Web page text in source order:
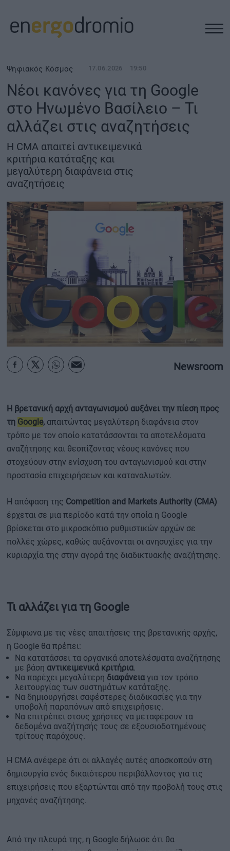
ΥΠΟΔΟΜΕΣ
REAL ESTATE
ΠΕΡΙΒΑΛΛΟΝ
ΕΝΕΡΓΕΙΑ
ΜΕΤΑΦΟΡΕΣ - ΗΛΕΚΤΡΟΚΙΝΗΣΗ
ΨΗΦΙΑΚΟΣ ΚΟΣΜΟΣ
ΟΙΚΟΝΟΜΙΑ - ΕΠΙΧΕΙΡΗΣΕΙΣ
MY PROPERTY
ΚΑΡΑΜΠΟΛΕΣ
Ψηφιακός Κόσμος 17.06.2026 19:50
Νέοι κανόνες για τη Google
στο Ηνωμένο Βασίλειο – Τι
αλλάζει στις αναζητήσεις
Η CMA απαιτεί αντικειμενικά
κριτήρια κατάταξης και
μεγαλύτερη διαφάνεια στις
αναζητήσεις
Newsroom
Η βρετανική αρχή ανταγωνισμού αυξάνει την πίεση προς
τη Google, απαιτώντας μεγαλύτερη διαφάνεια στον
τρόπο με τον οποίο κατατάσσονται τα αποτελέσματα
αναζήτησης και θεσπίζοντας νέους κανόνες που
στοχεύουν στην ενίσχυση του ανταγωνισμού και στην
προστασία επιχειρήσεων και καταναλωτών.
Η απόφαση της Competition and Markets Authority (CMA)
έρχεται σε μια περίοδο κατά την οποία η Google
βρίσκεται στο μικροσκόπιο ρυθμιστικών αρχών σε
πολλές χώρες, καθώς αυξάνονται οι ανησυχίες για την
κυριαρχία της στην αγορά της διαδικτυακής αναζήτησης.
Τι αλλάζει για τη Google
Σύμφωνα με τις νέες απαιτήσεις της βρετανικής αρχής,
η Google θα πρέπει:
Να κατατάσσει τα οργανικά αποτελέσματα αναζήτησης
με βάση αντικειμενικά κριτήρια.
Να παρέχει μεγαλύτερη διαφάνειαγια τον τρόπο
λειτουργίας των συστημάτων κατάταξης.
Να δημιουργήσει σαφέστερες διαδικασίες για την
υποβολή παραπόνων από επιχειρήσεις.
Να επιτρέπει στους χρήστες να μεταφέρουν τα
δεδομένα αναζήτησής τους σε εξουσιοδοτημένους
τρίτους παρόχους.
Η CMA ανέφερε ότι οι αλλαγές αυτές αποσκοπούν στη
δημιουργία ενός δικαιότερου περιβάλλοντος για τις
επιχειρήσεις που εξαρτώνται από την προβολή τους στις
μηχανές αναζήτησης.
Από την πλευρά της, η Google δήλωσε ότι θα